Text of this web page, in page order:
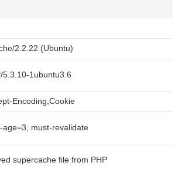
2.2.22 (Ubuntu)
5.3.10-1ubuntu3.6
Encoding,Cookie
age=3, must-revalidate
supercache file from PHP